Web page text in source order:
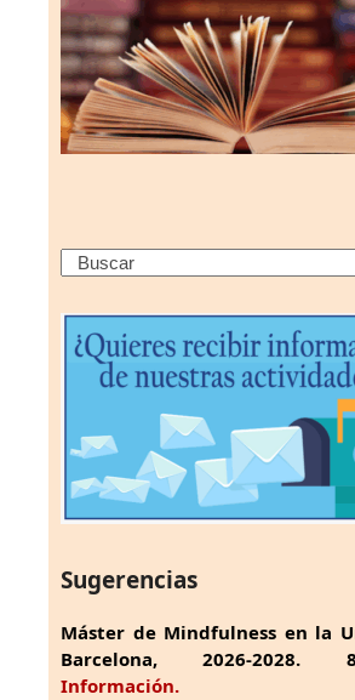
Search
Sugerencias
Máster de Mindfulness en la
Barcelona, 2026-2028.
Información.